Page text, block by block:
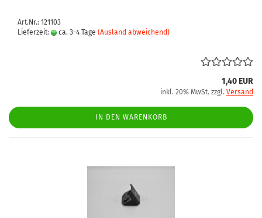
Art.Nr.: 121103
Lieferzeit:
ca. 3-4 Tage (Ausland abweichend)
1,40 EUR
inkl. 20% MwSt. zzgl. Versand
IN DEN WARENKORB